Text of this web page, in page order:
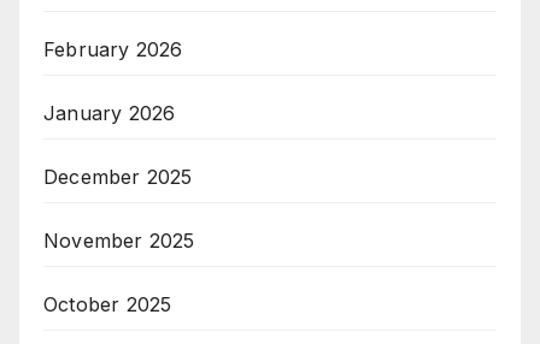
February 2026
January 2026
December 2025
November 2025
October 2025